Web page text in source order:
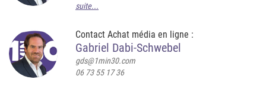
suite...
Contact Achat média en ligne :
Gabriel Dabi-Schwebel
gds@1min30.com
06 73 55 17 36